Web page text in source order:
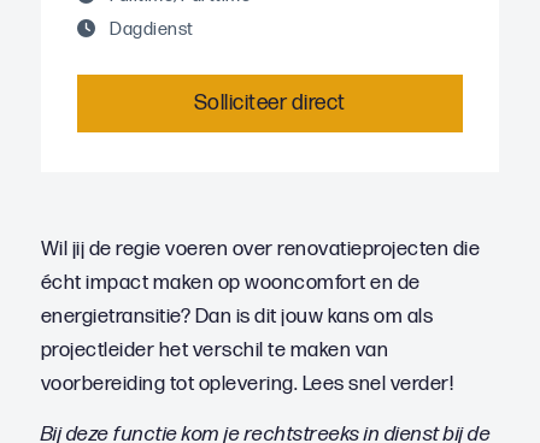
Dagdienst
Solliciteer direct
Wil jij de regie voeren over renovatieprojecten die
écht impact maken op wooncomfort en de
energietransitie? Dan is dit jouw kans om als
projectleider het verschil te maken van
voorbereiding tot oplevering. Lees snel verder!
Bij deze functie kom je rechtstreeks in dienst bij de